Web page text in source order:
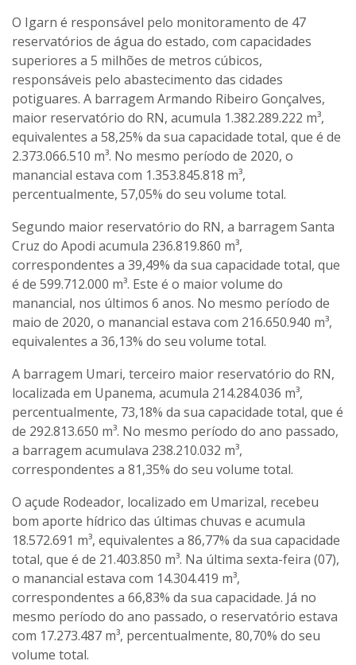
O Igarn é responsável pelo monitoramento de 47
reservatórios de água do estado, com capacidades
superiores a 5 milhões de metros cúbicos,
responsáveis pelo abastecimento das cidades
potiguares. A barragem Armando Ribeiro Gonçalves,
maior reservatório do RN, acumula 1.382.289.222 m³,
equivalentes a 58,25% da sua capacidade total, que é de
2.373.066.510 m³. No mesmo período de 2020, o
manancial estava com 1.353.845.818 m³,
percentualmente, 57,05% do seu volume total.
Segundo maior reservatório do RN, a barragem Santa
Cruz do Apodi acumula 236.819.860 m³,
correspondentes a 39,49% da sua capacidade total, que
é de 599.712.000 m³. Este é o maior volume do
manancial, nos últimos 6 anos. No mesmo período de
maio de 2020, o manancial estava com 216.650.940 m³,
equivalentes a 36,13% do seu volume total.
A barragem Umari, terceiro maior reservatório do RN,
localizada em Upanema, acumula 214.284.036 m³,
percentualmente, 73,18% da sua capacidade total, que é
de 292.813.650 m³. No mesmo período do ano passado,
a barragem acumulava 238.210.032 m³,
correspondentes a 81,35% do seu volume total.
O açude Rodeador, localizado em Umarizal, recebeu
bom aporte hídrico das últimas chuvas e acumula
18.572.691 m³, equivalentes a 86,77% da sua capacidade
total, que é de 21.403.850 m³. Na última sexta-feira (07),
o manancial estava com 14.304.419 m³,
correspondentes a 66,83% da sua capacidade. Já no
mesmo período do ano passado, o reservatório estava
com 17.273.487 m³, percentualmente, 80,70% do seu
volume total.